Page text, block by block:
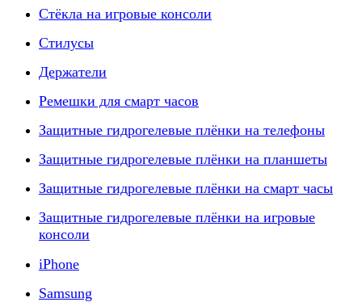
Стёкла на игровые консоли
Стилусы
Держатели
Ремешки для смарт часов
Защитные гидрогелевые плёнки на телефоны
Защитные гидрогелевые плёнки на планшеты
Защитные гидрогелевые плёнки на смарт часы
Защитные гидрогелевые плёнки на игровые
консоли
iPhone
Samsung